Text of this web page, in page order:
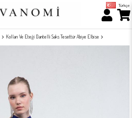
Türkçe
Kolları Ve Eteği Dantelli Saks Tesettür Abiye Elbise